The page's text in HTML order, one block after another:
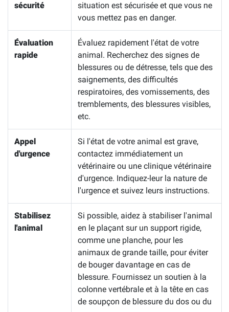
sécurité
situation est sécurisée et que vous ne
vous mettez pas en danger.
Évaluation
rapide
Évaluez rapidement l'état de votre
animal. Recherchez des signes de
blessures ou de détresse, tels que des
saignements, des difficultés
respiratoires, des vomissements, des
tremblements, des blessures visibles,
etc.
Appel
d'urgence
Si l'état de votre animal est grave,
contactez immédiatement un
vétérinaire ou une clinique vétérinaire
d'urgence. Indiquez-leur la nature de
l'urgence et suivez leurs instructions.
Stabilisez
l'animal
Si possible, aidez à stabiliser l'animal
en le plaçant sur un support rigide,
comme une planche, pour les
animaux de grande taille, pour éviter
de bouger davantage en cas de
blessure. Fournissez un soutien à la
colonne vertébrale et à la tête en cas
de soupçon de blessure du dos ou du